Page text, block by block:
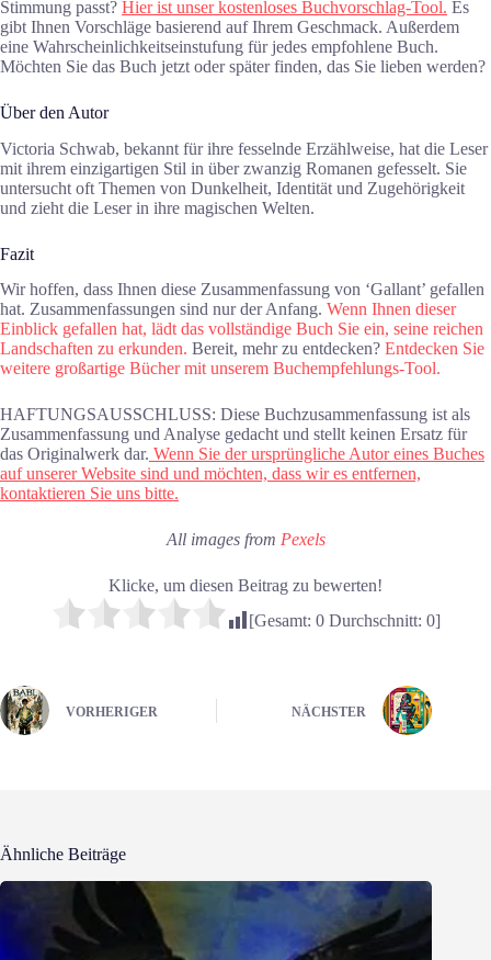
Stimmung passt? Hier ist unser kostenloses Buchvorschlag-Tool. Es
gibt Ihnen Vorschläge basierend auf Ihrem Geschmack. Außerdem
eine Wahrscheinlichkeitseinstufung für jedes empfohlene Buch.
Möchten Sie das Buch jetzt oder später finden, das Sie lieben werden?
Über den Autor
Victoria Schwab, bekannt für ihre fesselnde Erzählweise, hat die Leser
mit ihrem einzigartigen Stil in über zwanzig Romanen gefesselt. Sie
untersucht oft Themen von Dunkelheit, Identität und Zugehörigkeit
und zieht die Leser in ihre magischen Welten.
Fazit
Wir hoffen, dass Ihnen diese Zusammenfassung von ‘Gallant’ gefallen
hat. Zusammenfassungen sind nur der Anfang. Wenn Ihnen dieser
Einblick gefallen hat, lädt das vollständige Buch Sie ein, seine reichen
Landschaften zu erkunden. Bereit, mehr zu entdecken? Entdecken Sie
weitere großartige Bücher mit unserem Buchempfehlungs-Tool.
HAFTUNGSAUSSCHLUSS: Diese Buchzusammenfassung ist als
Zusammenfassung und Analyse gedacht und stellt keinen Ersatz für
das Originalwerk dar. Wenn Sie der ursprüngliche Autor eines Buches
auf unserer Website sind und möchten, dass wir es entfernen,
kontaktieren Sie uns bitte.
All images from Pexels
Klicke, um diesen Beitrag zu bewerten!
[Gesamt: 0Durchschnitt: 0]
VORHERIGER NÄCHSTER
Ähnliche Beiträge